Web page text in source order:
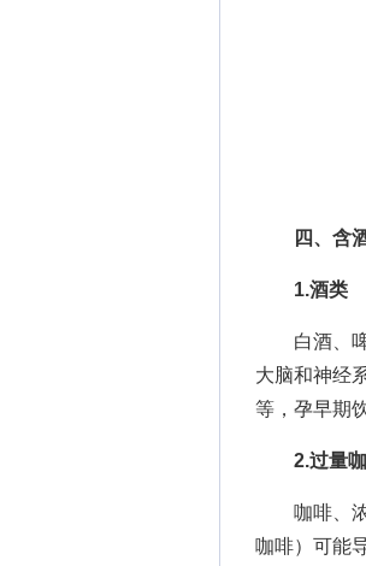
四、含
1.酒类
白酒、啤
大脑和神经
等，孕早期
2.过量
咖啡、浓
咖啡）可能